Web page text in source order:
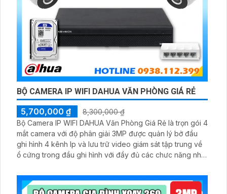
BỘ CAMERA IP WIFI DAHUA VĂN PHÒNG GIÁ RẺ
5,700,000 ₫
8,300,000 ₫
Bộ Camera IP WIFI DAHUA Văn Phòng Giá Rẻ là trọn gói 4
mắt camera với độ phân giải 3MP được quản lý bở đầu
ghi hình 4 kênh Ip và lưu trữ video giám sát tập trung về
ổ cứng trong đầu ghi hình với đầy đủ các chưc năng như
giám sát có màu vào ban đêm